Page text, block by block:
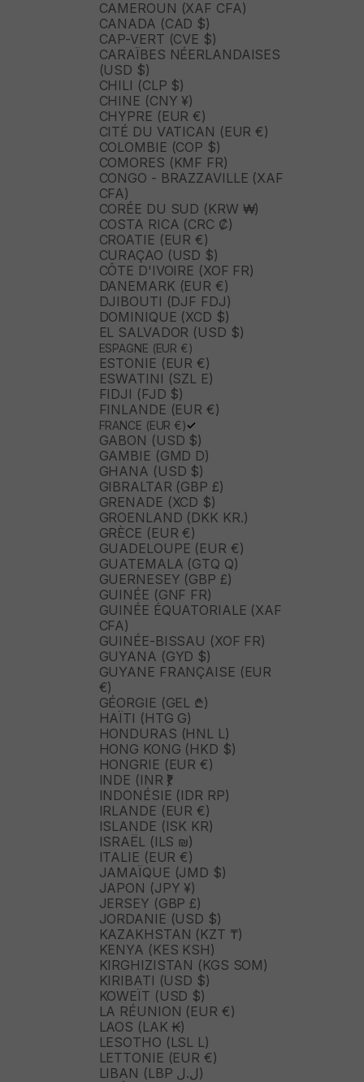
CAMEROUN (XAF CFA)
CANADA (CAD $)
CAP-VERT (CVE $)
CARAÏBES NÉERLANDAISES
(USD $)
CHILI (CLP $)
CHINE (CNY ¥)
CHYPRE (EUR €)
CITÉ DU VATICAN (EUR €)
COLOMBIE (COP $)
COMORES (KMF FR)
CONGO - BRAZZAVILLE (XAF
CFA)
CORÉE DU SUD (KRW ₩)
COSTA RICA (CRC ₡)
CROATIE (EUR €)
CURAÇAO (USD $)
CÔTE D'IVOIRE (XOF FR)
DANEMARK (EUR €)
DJIBOUTI (DJF FDJ)
DOMINIQUE (XCD $)
EL SALVADOR (USD $)
ESPAGNE (EUR €)
ESTONIE (EUR €)
ESWATINI (SZL E)
FIDJI (FJD $)
FINLANDE (EUR €)
FRANCE (EUR €)
GABON (USD $)
GAMBIE (GMD D)
GHANA (USD $)
GIBRALTAR (GBP £)
GRENADE (XCD $)
GROENLAND (DKK KR.)
GRÈCE (EUR €)
GUADELOUPE (EUR €)
GUATEMALA (GTQ Q)
GUERNESEY (GBP £)
GUINÉE (GNF FR)
GUINÉE ÉQUATORIALE (XAF
CFA)
GUINÉE-BISSAU (XOF FR)
GUYANA (GYD $)
GUYANE FRANÇAISE (EUR
€)
GÉORGIE (GEL ₾)
HAÏTI (HTG G)
HONDURAS (HNL L)
HONG KONG (HKD $)
HONGRIE (EUR €)
INDE (INR ₹)
INDONÉSIE (IDR RP)
IRLANDE (EUR €)
ISLANDE (ISK KR)
ISRAËL (ILS ₪)
ITALIE (EUR €)
JAMAÏQUE (JMD $)
JAPON (JPY ¥)
JERSEY (GBP £)
JORDANIE (USD $)
KAZAKHSTAN (KZT ₸)
KENYA (KES KSH)
KIRGHIZISTAN (KGS SOM)
KIRIBATI (USD $)
KOWEÏT (USD $)
LA RÉUNION (EUR €)
LAOS (LAK ₭)
LESOTHO (LSL L)
LETTONIE (EUR €)
LIBAN (LBP ل.ل)